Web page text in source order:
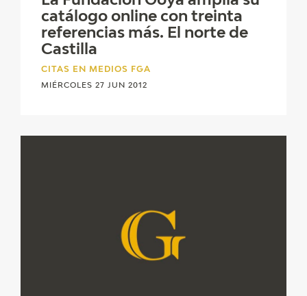
catálogo online con treinta
referencias más. El norte de
Castilla
CITAS EN MEDIOS FGA
MIÉRCOLES 27 JUN 2012